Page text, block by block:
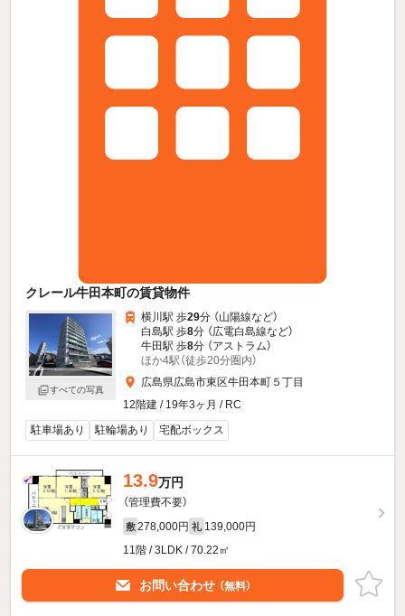
クレール牛田本町の賃貸物件
すべての写真
横川駅 歩29分 （山陽線など）
白島駅 歩8分 （広電白島線など）
牛田駅 歩8分 （アストラム）
ほか4駅（徒歩20分圏内）
広島県広島市東区牛田本町５丁目
12階建 / 19年3ヶ月 / RC
駐車場あり
駐輪場あり 宅配ボックス
13.9万円
（管理費不要）
敷 278,000円 礼 139,000円
11階 / 3LDK / 70.22㎡
お問い合わせ （無料）